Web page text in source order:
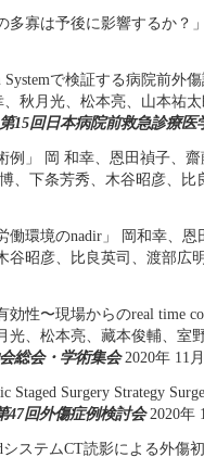
多寡は予後に影響するか？
Systemで検証する病院前外
、秋月光、松本亮、山本祐
第15回日本病院前救急診療医
例」 岡 和幸、恩田禎子、
、下条芳秀、木谷昭彦、
働環境のnadir」 岡和幸、
谷昭彦、比良英司、渡部広
効性〜現場からのreal time
光、松本亮、藏本俊輔、室
総会・学術集会2020年 11月
Staged Surgery Strategy
47回外傷症例検討会2020年
システムCT読影による外